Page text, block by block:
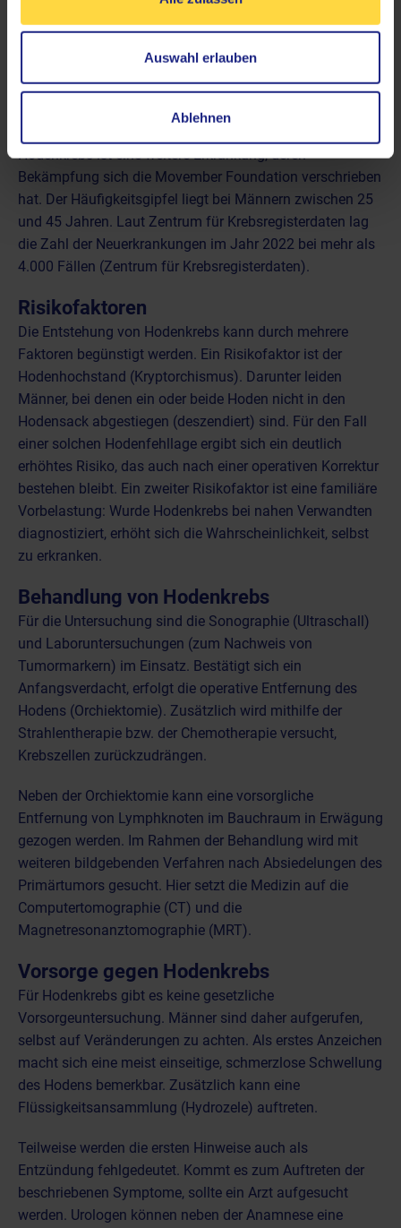
Auswahl erlauben
Ablehnen
Tastuntersuchungen
Hodenkrebs ist eine weitere Erkrankung, deren
Bekämpfung sich die Movember Foundation verschrieben
hat. Der Häufigkeitsgipfel liegt bei Männern zwischen 25
und 45 Jahren. Laut Zentrum für Krebsregisterdaten lag
die Zahl der Neuerkrankungen im Jahr 2022 bei mehr als
4.000 Fällen (Zentrum für Krebsregisterdaten).
Risikofaktoren
Die Entstehung von Hodenkrebs kann durch mehrere
Faktoren begünstigt werden. Ein Risikofaktor ist der
Hodenhochstand (Kryptorchismus). Darunter leiden
Männer, bei denen ein oder beide Hoden nicht in den
Hodensack abgestiegen (deszendiert) sind. Für den Fall
einer solchen Hodenfehllage ergibt sich ein deutlich
erhöhtes Risiko, das auch nach einer operativen Korrektur
bestehen bleibt. Ein zweiter Risikofaktor ist eine familiäre
Vorbelastung: Wurde Hodenkrebs bei nahen Verwandten
diagnostiziert, erhöht sich die Wahrscheinlichkeit, selbst
zu erkranken.
Behandlung von Hodenkrebs
Für die Untersuchung sind die Sonographie (Ultraschall)
und Laboruntersuchungen (zum Nachweis von
Tumormarkern) im Einsatz. Bestätigt sich ein
Anfangsverdacht, erfolgt die operative Entfernung des
Hodens (Orchiektomie). Zusätzlich wird mithilfe der
Strahlentherapie bzw. der Chemotherapie versucht,
Krebszellen zurückzudrängen.
Neben der Orchiektomie kann eine vorsorgliche
Entfernung von Lymphknoten im Bauchraum in Erwägung
gezogen werden. Im Rahmen der Behandlung wird mit
weiteren bildgebenden Verfahren nach Absiedelungen des
Primärtumors gesucht. Hier setzt die Medizin auf die
Computertomographie (CT) und die
Magnetresonanztomographie (MRT).
Vorsorge gegen Hodenkrebs
Für Hodenkrebs gibt es keine gesetzliche
Vorsorgeuntersuchung. Männer sind daher aufgerufen,
selbst auf Veränderungen zu achten. Als erstes Anzeichen
macht sich eine meist einseitige, schmerzlose Schwellung
des Hodens bemerkbar. Zusätzlich kann eine
Flüssigkeitsansammlung (Hydrozele) auftreten.
Teilweise werden die ersten Hinweise auch als
Entzündung fehlgedeutet. Kommt es zum Auftreten der
beschriebenen Symptome, sollte ein Arzt aufgesucht
werden. Urologen können neben der Anamnese eine